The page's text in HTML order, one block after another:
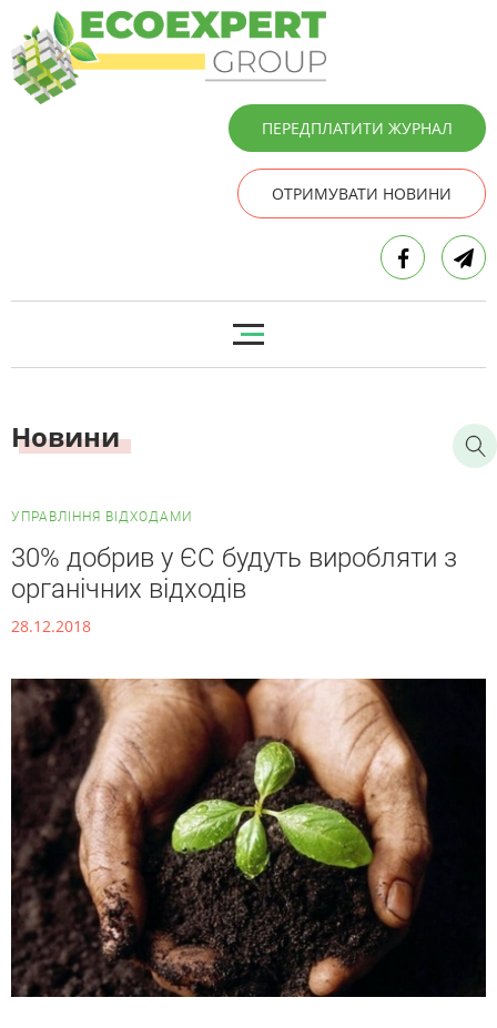
ПЕРЕДПЛАТИТИ ЖУРНАЛ
ОТРИМУВАТИ НОВИНИ
Новини
УПРАВЛІННЯ ВІДХОДАМИ
30% добрив у ЄС будуть виробляти з
органічних відходів
28.12.2018